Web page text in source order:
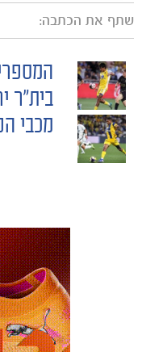
משחקים
ותוצאות
שתף את הכתבה:
POST
בית"ר
מכבי הפסידה